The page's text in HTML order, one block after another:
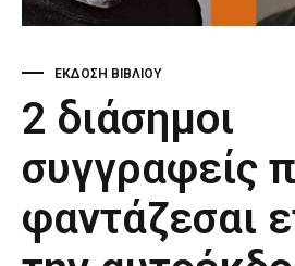
ΈΚΔΟΣΗ ΒΙΒΛΊΟΥ
2 διάσημοι
συγγραφείς
φαντάζεσαι